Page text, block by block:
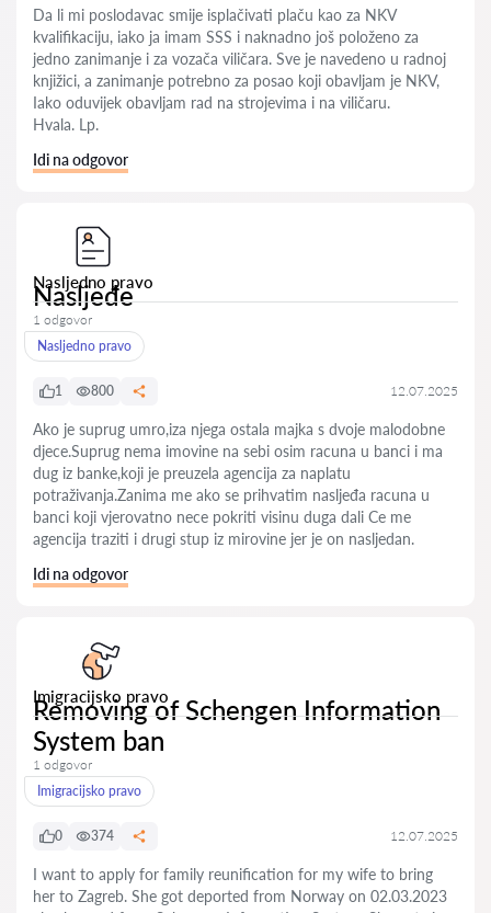
Da li mi poslodavac smije isplačivati plaču kao za NKV
kvalifikaciju, iako ja imam SSS i naknadno još položeno za
jedno zanimanje i za vozača viličara. Sve je navedeno u radnoj
knjižici, a zanimanje potrebno za posao koji obavljam je NKV,
Iako oduvijek obavljam rad na strojevima i na viličaru.
Hvala. Lp.
Idi na odgovor
Nasljedno pravo
Nasljeđe
1 odgovor
Nasljedno pravo
1 800 12.07.2025
Ako je suprug umro,iza njega ostala majka s dvoje malodobne
djece.Suprug nema imovine na sebi osim racuna u banci i ma
dug iz banke,koji je preuzela agencija za naplatu
potraživanja.Zanima me ako se prihvatim nasljeđa racuna u
banci koji vjerovatno nece pokriti visinu duga dali Ce me
agencija traziti i drugi stup iz mirovine jer je on nasljedan.
Idi na odgovor
Imigracijsko pravo
Removing of Schengen Information
System ban
1 odgovor
Imigracijsko pravo
0 374 12.07.2025
I want to apply for family reunification for my wife to bring
her to Zagreb. She got deported from Norway on 02.03.2023